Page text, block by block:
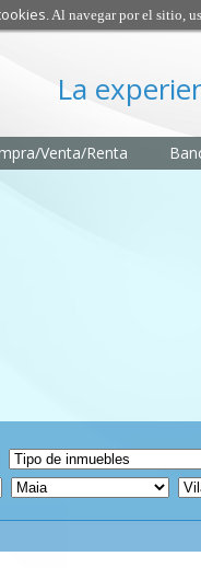
. Al navegar por el sitio,
La
Venta/Renta